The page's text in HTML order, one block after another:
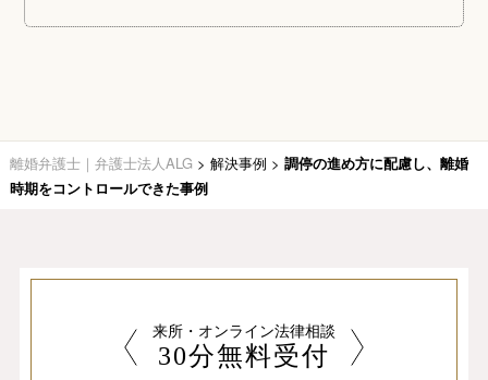
離婚弁護士｜弁護士法人ALG > 解決事例 > 調停の進め方に配慮し、離婚
時期をコントロールできた事例
来所・オンライン法律相談
30分無料受付